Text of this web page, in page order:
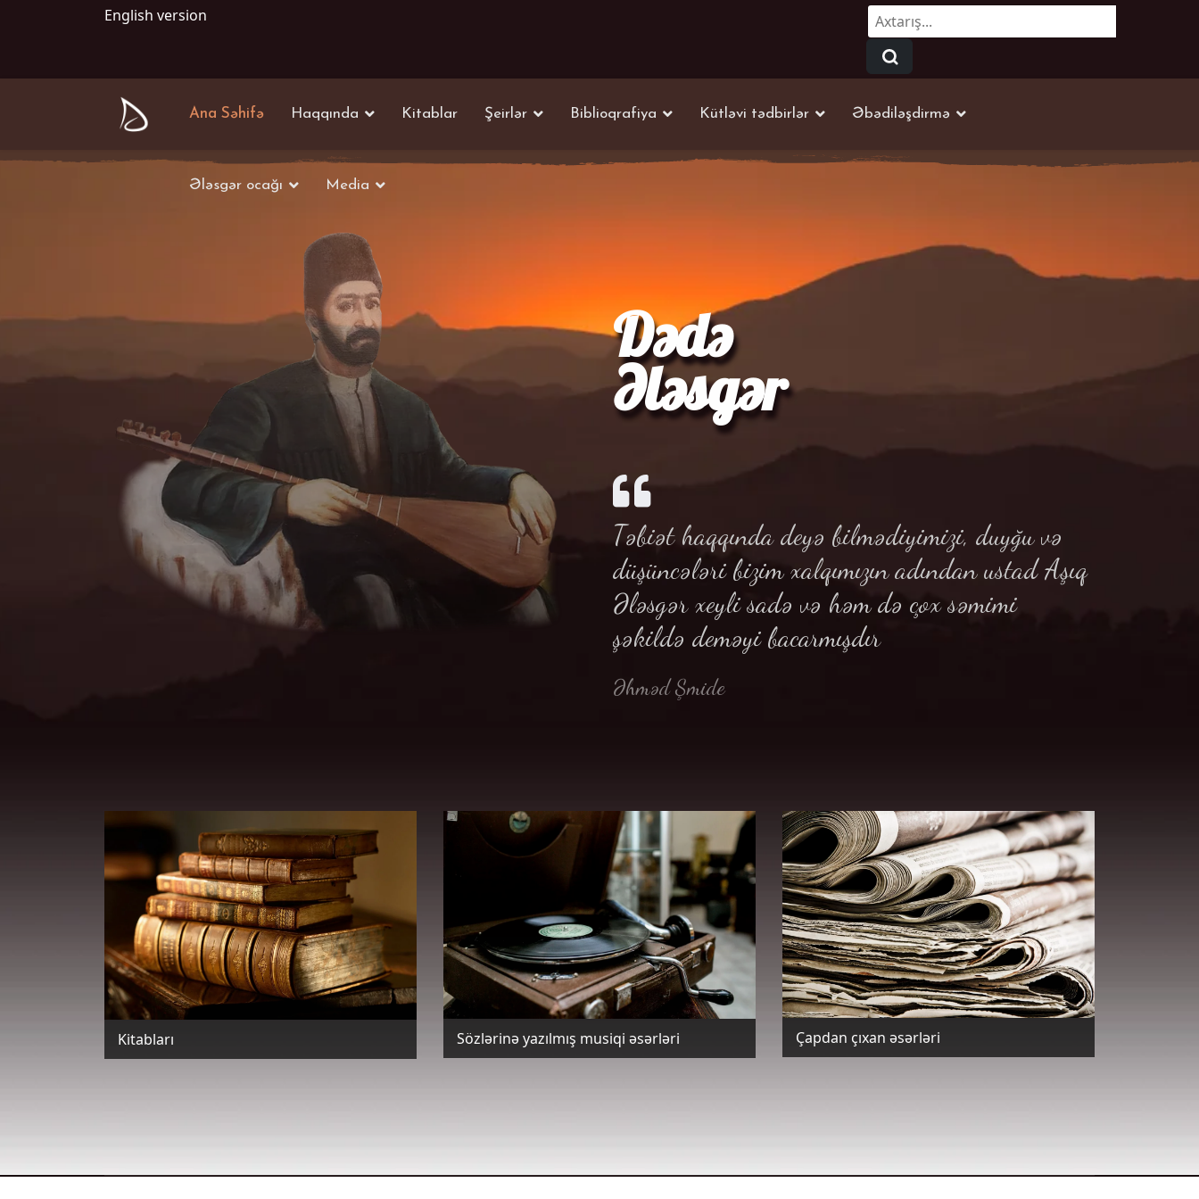
English version Axtarmaq...
Ana Səhifə Haqqında Kitablar Şeirlər Biblioqrafiya Kütləvi tədbirlər Əbədiləşdirmə
Ələsgər ocağı Media
Dədə
Ələsgər
Təbiət haqqında deyə bilmədiyimizi, duyğu və
düşüncələri bizim xalqımızın adından ustad Aşıq
Ələsgər xeyli sadə və həm də çox səmimi
şəkildə deməyi bacarmışdır
Əhməd Şmide
Kitabları Sözlərinə yazılmış musiqi əsərləri Çapdan çıxan əsərləri